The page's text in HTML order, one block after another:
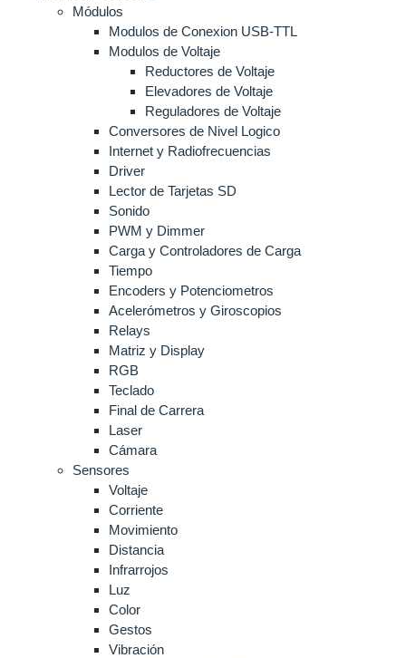
Módulos
Modulos de Conexion USB-TTL
Modulos de Voltaje
Reductores de Voltaje
Elevadores de Voltaje
Reguladores de Voltaje
Conversores de Nivel Logico
Internet y Radiofrecuencias
Driver
Lector de Tarjetas SD
Sonido
PWM y Dimmer
Carga y Controladores de Carga
Tiempo
Encoders y Potenciometros
Acelerómetros y Giroscopios
Relays
Matriz y Display
RGB
Teclado
Final de Carrera
Laser
Cámara
Sensores
Voltaje
Corriente
Movimiento
Distancia
Infrarrojos
Luz
Color
Gestos
Vibración